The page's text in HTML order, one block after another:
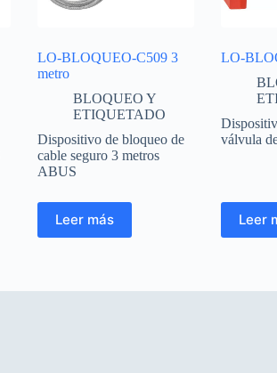
LO-BLOQUEO-C509 3
metro
BLOQUEO Y
ETIQUETADO
Dispositivo de bloqueo de
cable seguro 3 metros
ABUS
Leer más
LO-
válvula
Leer